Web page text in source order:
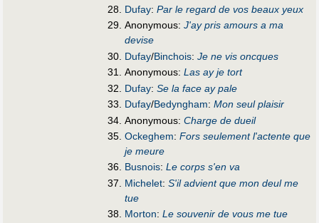
Dufay:Par le regard de vos beaux yeux
Anonymous:J'ay pris amours a ma
devise
Dufay/Binchois:Je ne vis oncques
Anonymous:Las ay je tort
Dufay:Se la face ay pale
Dufay/Bedyngham:Mon seul plaisir
Anonymous:Charge de dueil
Ockeghem:Fors seulement l'actente que
je meure
Busnois:Le corps s'en va
Michelet:S'il advient que mon deul me
tue
Morton:Le souvenir de vous me tue